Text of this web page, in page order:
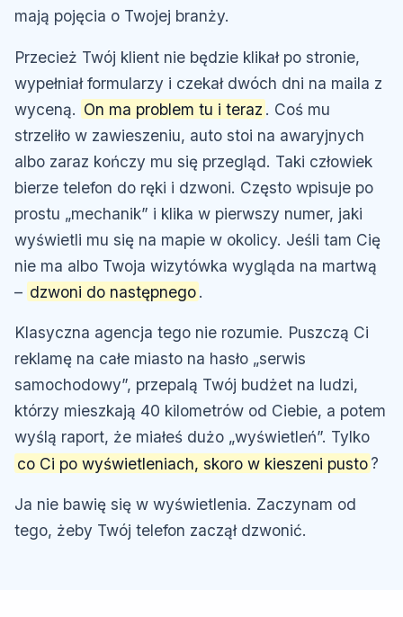
mają pojęcia o Twojej branży.
Przecież Twój klient nie będzie klikał po stronie,
wypełniał formularzy i czekał dwóch dni na maila z
wyceną. On ma problem tu i teraz . Coś mu
strzeliło w zawieszeniu, auto stoi na awaryjnych
albo zaraz kończy mu się przegląd. Taki człowiek
bierze telefon do ręki i dzwoni. Często wpisuje po
prostu „mechanik” i klika w pierwszy numer, jaki
wyświetli mu się na mapie w okolicy. Jeśli tam Cię
nie ma albo Twoja wizytówka wygląda na martwą
– dzwoni do następnego.
Klasyczna agencja tego nie rozumie. Puszczą Ci
reklamę na całe miasto na hasło „serwis
samochodowy”, przepalą Twój budżet na ludzi,
którzy mieszkają 40 kilometrów od Ciebie, a potem
wyślą raport, że miałeś dużo „wyświetleń”. Tylko
co Ci po wyświetleniach, skoro w kieszeni pusto?
Ja nie bawię się w wyświetlenia. Zaczynam od
tego, żeby Twój telefon zaczął dzwonić.